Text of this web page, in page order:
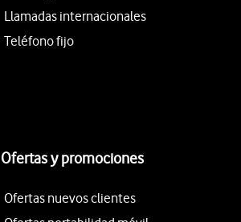
Llamadas internacionales
Teléfono fijo
Ofertas y promociones
Ofertas nuevos clientes